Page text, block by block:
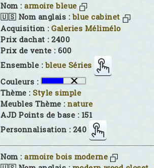
Nom : armoire bleue
🇺🇸 Nom anglais : blue cabinet
Acquisition : Galeries Mélimélo
Prix dachat : 2400
Prix de vente : 600
Ensemble : bleue Séries
Couleurs :
Thème : Style simple
Meubles Thème : nature
AJD Points de base : 151
Personnalisation : 240
Nom : armoire bois moderne